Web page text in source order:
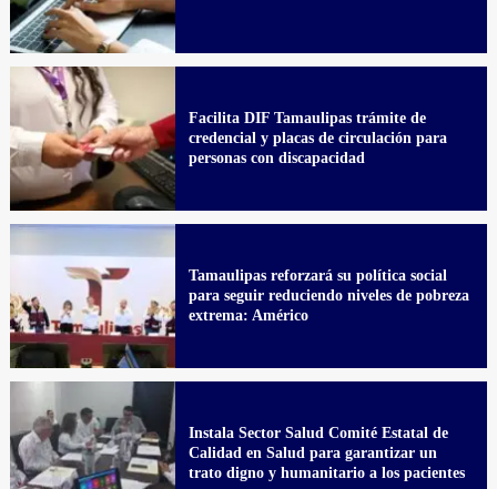
Facilita DIF Tamaulipas trámite de
credencial y placas de circulación para
personas con discapacidad
Tamaulipas reforzará su política social
para seguir reduciendo niveles de pobreza
extrema: Américo
Instala Sector Salud Comité Estatal de
Calidad en Salud para garantizar un
trato digno y humanitario a los pacientes